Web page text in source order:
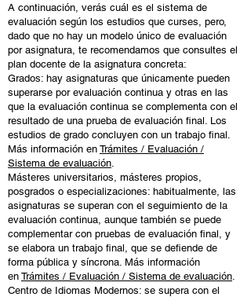
A continuación, verás cuál es el sistema de
evaluación según los estudios que curses, pero,
dado que no hay un modelo único de evaluación
por asignatura, te recomendamos que consultes el
plan docente de la asignatura concreta:
Grados: hay asignaturas que únicamente pueden
superarse por evaluación continua y otras en las
que la evaluación continua se complementa con el
resultado de una prueba de evaluación final. Los
estudios de grado concluyen con un trabajo final.
Más información en Trámites / Evaluación /
Sistema de evaluación.
Másteres universitarios, másteres propios,
posgrados o especializaciones: habitualmente, las
asignaturas se superan con el seguimiento de la
evaluación continua, aunque también se puede
complementar con pruebas de evaluación final, y
se elabora un trabajo final, que se defiende de
forma pública y síncrona. Más información
en Trámites / Evaluación / Sistema de evaluación.
Centro de Idiomas Modernos: se supera con el